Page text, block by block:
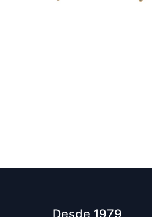
Desde 1979